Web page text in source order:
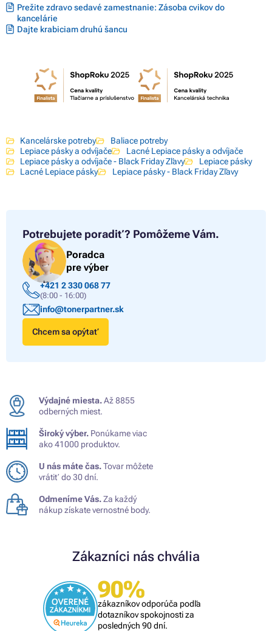
Prežite zdravo sedavé zamestnanie: Zásoba cvikov do
kancelárie
Dajte krabiciam druhú šancu
Kancelárske potreby
Baliace potreby
Lepiace pásky a odvíjače
Lacné Lepiace pásky a odvíjače
Lepiace pásky a odvíjače - Black Friday Zľavy
Lepiace pásky
Lacné Lepiace pásky
Lepiace pásky - Black Friday Zľavy
Potrebujete poradiť? Pomôžeme Vám.
Poradca
pre výber
+421 2 330 068 77
(8:00 - 16:00)
info@tonerpartner.sk
Chcem sa opýtať
Výdajné miesta.Až 8855
odberných miest.
Široký výber. Ponúkame viac
ako 41000 produktov.
U nás máte čas.Tovar môžete
vrátiť do 30 dní.
Odmeníme Vás.Za každý
nákup získate vernostné body.
Zákazníci nás chvália
90%
zákazníkov odporúča podľa
dotazníkov spokojnosti za
posledných 90 dní.